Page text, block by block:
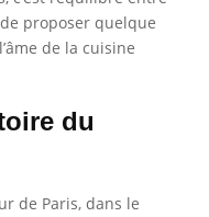
proposer quelque
de la cuisine
du
de Paris, dans le